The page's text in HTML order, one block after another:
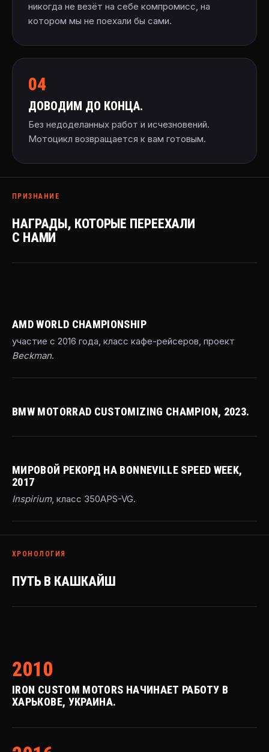
никогда не везёт на себе компромисс, на
котором мы не поехали бы сами.
04
ДОВОДИМ ДО КОНЦА.
Без недоделанных работ и исчезновений.
Мотоцикл возвращается к вам готовым.
ПРИЗНАНИЕ
НАГРАДЫ, КОТОРЫЕ ПЕРЕЕХАЛИ
С НАМИ
AMD WORLD CHAMPIONSHIP
участие с 2016 года, класс кафе-рейсеров, проект
Beckman.
BMW MOTORRAD CUSTOMIZING CHAMPION, 2023.
МИРОВОЙ РЕКОРД НА BONNEVILLE SPEED WEEK,
2017
Inspirium, класс 350APS-VG.
ХРОНОЛОГИЯ
ПУТЬ В КАШКАЙШ
2010
IRON CUSTOM MOTORS НАЧИНАЕТ РАБОТУ В
ХАРЬКОВЕ, УКРАИНА.